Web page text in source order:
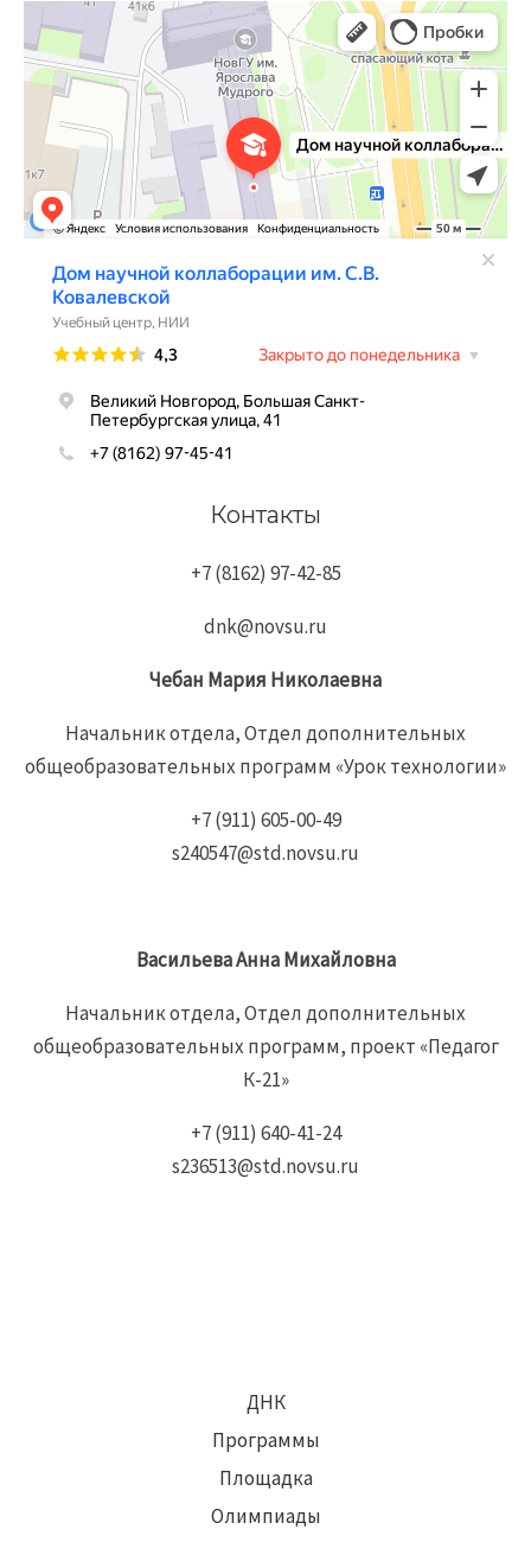
Дом научной коллаборации им. С.В. Ковалевской
Учебный центр в Великом Новгороде
Контакты
+7 (8162) 97-42-85
dnk@novsu.ru
Чебан Мария Николаевна
Начальник отдела, Отдел дополнительных
общеобразовательных программ «Урок технологии»
+7 (911) 605-00-49
s240547@std.novsu.ru
Васильева Анна Михайловна
Начальник отдела, Отдел дополнительных
общеобразовательных программ, проект «Педагог
К-21»
+7 (911) 640-41-24
s236513@std.novsu.ru
ДНК
Программы
Площадка
Олимпиады